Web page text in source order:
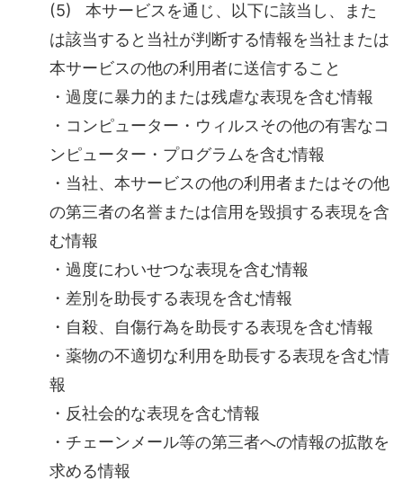
(5) 本サービスを通じ、以下に該当し、また
は該当すると当社が判断する情報を当社または
本サービスの他の利用者に送信すること
・過度に暴力的または残虐な表現を含む情報
・コンピューター・ウィルスその他の有害なコ
ンピューター・プログラムを含む情報
・当社、本サービスの他の利用者またはその他
の第三者の名誉または信用を毀損する表現を含
む情報
・過度にわいせつな表現を含む情報
・差別を助長する表現を含む情報
・自殺、自傷行為を助長する表現を含む情報
・薬物の不適切な利用を助長する表現を含む情
報
・反社会的な表現を含む情報
・チェーンメール等の第三者への情報の拡散を
求める情報